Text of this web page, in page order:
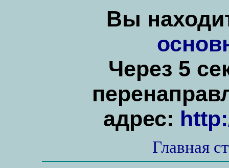
Вы
Через 5
адрес:
Главная